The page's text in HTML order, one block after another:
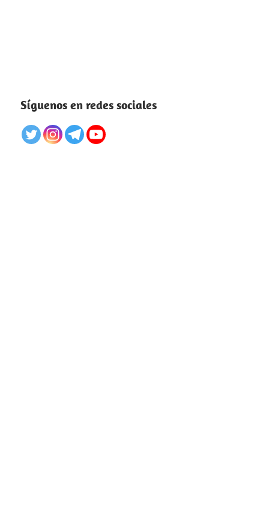
Síguenos en redes sociales